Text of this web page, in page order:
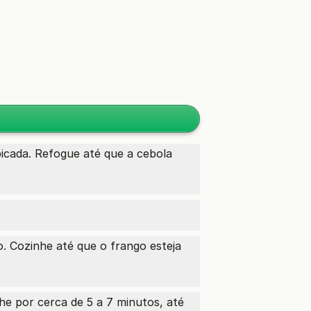
Refogue até que a cebola
Cozinhe até que o frango esteja
por cerca de 5 a 7 minutos, até